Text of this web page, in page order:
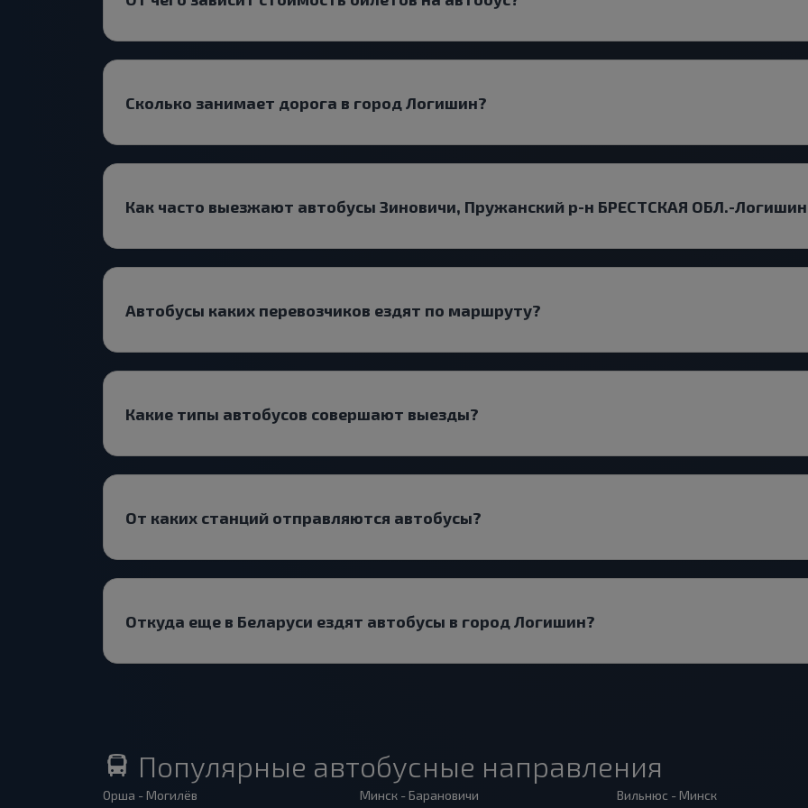
Сколько занимает дорога в город Логишин?
Как часто выезжают автобусы Зиновичи, Пружанский р-н БРЕСТСКАЯ ОБЛ.-
Автобусы каких перевозчиков ездят по маршруту?
Какие типы автобусов совершают выезды?
От каких станций отправляются автобусы?
Откуда еще в Беларуси ездят автобусы в город Логишин?
Популярные автобусные направления
Орша - Могилёв
Минск - Барановичи
Вильнюс - Минск